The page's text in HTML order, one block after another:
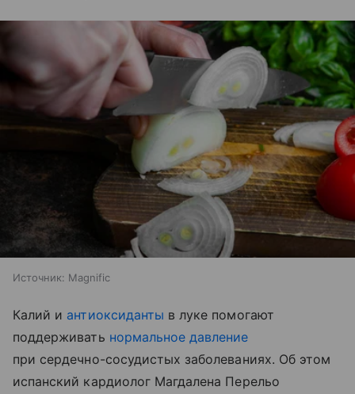
Источник: Magnific
Калий и антиоксиданты в луке помогают
поддерживать нормальное давление
при сердечно-сосудистых заболеваниях. Об этом
испанский кардиолог Магдалена Перельо